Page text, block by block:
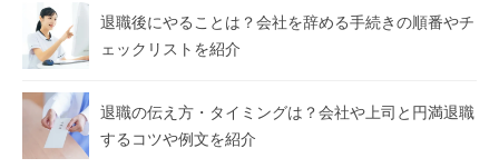
退職後にやることは？会社を辞める手続きの順番やチ
ェックリストを紹介
退職の伝え方・タイミングは？会社や上司と円満退職
するコツや例文を紹介